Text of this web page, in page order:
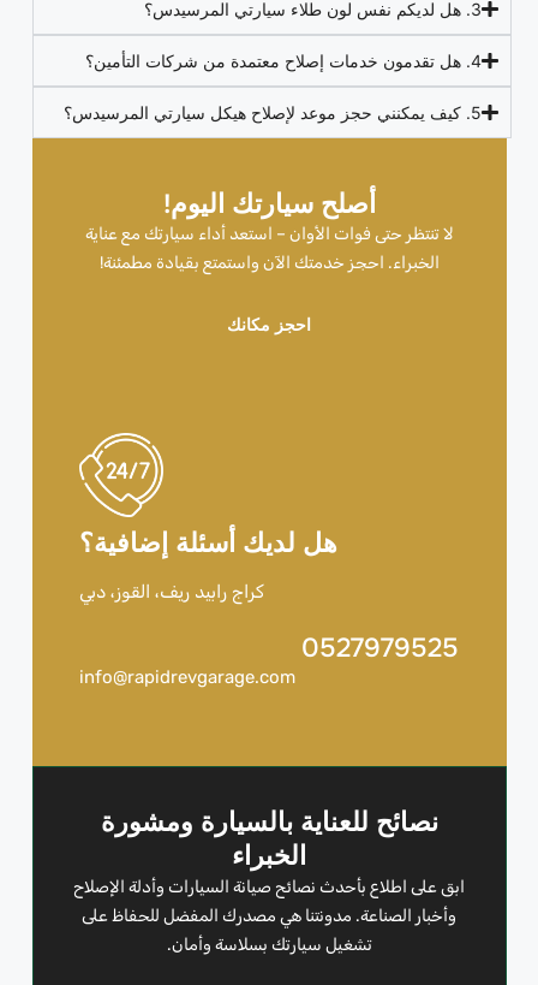
أصلح سيارتك اليوم!
لا تنتظر حتى فوات الأوان – استعد أداء سيارتك مع عناية
الخبراء. احجز خدمتك الآن واستمتع بقيادة مطمئنة!
احجز مكانك
هل لديك أسئلة إضافية؟
كراج رابيد ريف، القوز، دبي
0527979525
info@rapidrevgarage.com
نصائح للعناية بالسيارة ومشورة
الخبراء
ابق على اطلاع بأحدث نصائح صيانة السيارات وأدلة الإصلاح
وأخبار الصناعة. مدونتنا هي مصدرك المفضل للحفاظ على
تشغيل سيارتك بسلاسة وأمان.
3. هل لديكم نفس لون طلاء سيارتي المرسيدس؟
4. هل تقدمون خدمات إصلاح معتمدة من شركات التأمين؟
5. كيف يمكنني حجز موعد لإصلاح هيكل سيارتي المرسيدس؟